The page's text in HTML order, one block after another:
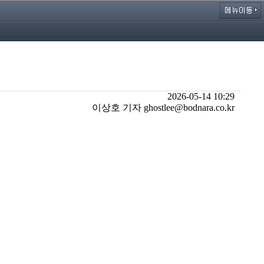
2026-05-14 10:29
이상호 기자 ghostlee@bodnara.co.kr